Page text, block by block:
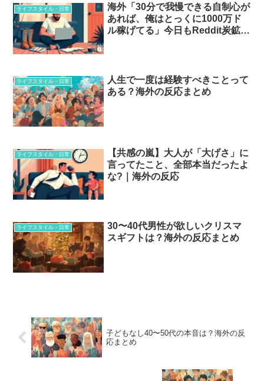
ライフスタイル・日常
海外「30分で我慢できる自制心が
あれば、俺はとっくに1000万ド
ル稼げてる」今日もReddit炭鉱で
ライフスタイル・日常
人生で一度は経験すべきことって
ある？海外の反応まとめ
ライフスタイル・日常
【共感の嵐】大人が「大げさ」に
言ってたこと、全部本当だったよ
な?｜海外の反応
ライフスタイル・日常
30〜40代男性が欲しいクリスマ
スギフトは？海外の反応まとめ
子どもなし40〜50代の本音は？海外の反
応まとめ